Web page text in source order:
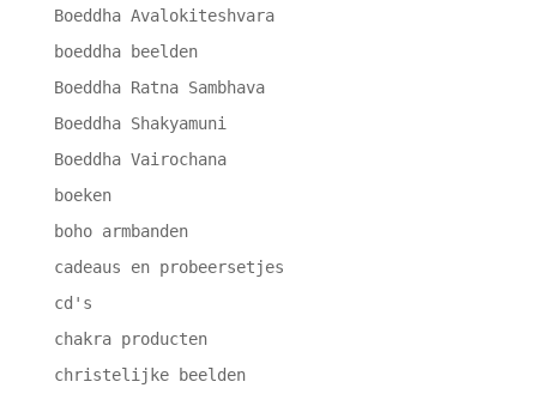
Boeddha Avalokiteshvara
boeddha beelden
Boeddha Ratna Sambhava
Boeddha Shakyamuni
Boeddha Vairochana
boeken
boho armbanden
cadeaus en probeersetjes
cd's
chakra producten
christelijke beelden